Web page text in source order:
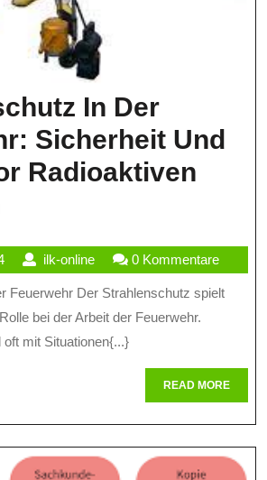
In Der
Sicherheit Und
Radioaktiven
Der
Feuerwehr:
Sicherheit
Vor
Radioaktiven
19
Februar
2024
ilk-onlineilk-
online
0 Kommentare
bei der Arbeit der Feuerwehr.
mit Situationen{...}
READ MOREREAD
MORE